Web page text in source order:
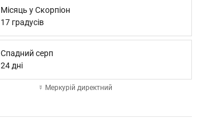
Місяць у Скорпіон
17 градусів
Спадний серп
24 дні
☿ Меркурій директний